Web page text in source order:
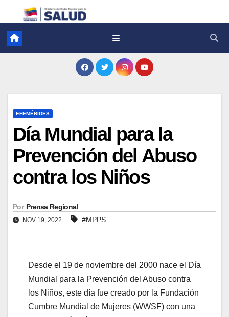
EFEMÉRIDES
Día Mundial para la
Prevención del Abuso
contra los Niños
Por Prensa Regional
NOV 19, 2022 #MPPS
Desde el 19 de noviembre del 2000 nace el Día
Mundial para la Prevención del Abuso contra
los Niños, este día fue creado por la Fundación
Cumbre Mundial de Mujeres (WWSF) con una